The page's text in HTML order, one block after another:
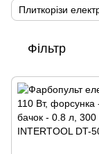
Плиткорізи
Фільтр